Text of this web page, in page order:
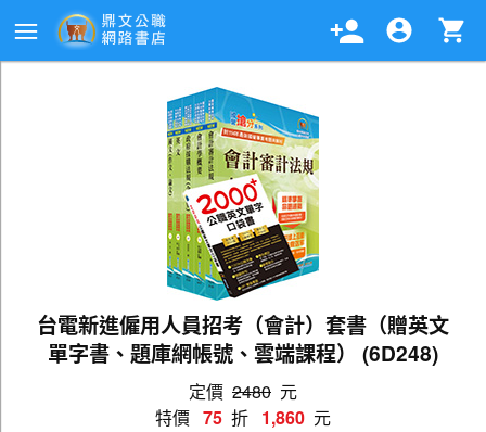
台電新進僱用人員招考（會計）套書（贈英文
單字書、題庫網帳號、雲端課程） (6D248)
定價 2480 元
特價 75 折 1,860 元